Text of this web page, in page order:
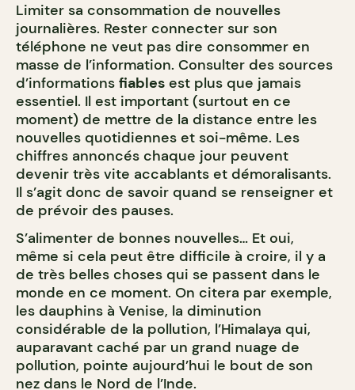
Limiter sa consommation de nouvelles
journalières. Rester connecter sur son
téléphone ne veut pas dire consommer en
masse de l’information. Consulter des sources
d’informations fiables est plus que jamais
essentiel. Il est important (surtout en ce
moment) de mettre de la distance entre les
nouvelles quotidiennes et soi-même. Les
chiffres annoncés chaque jour peuvent
devenir très vite accablants et démoralisants.
Il s’agit donc de savoir quand se renseigner et
de prévoir des pauses.
S’alimenter de bonnes nouvelles… Et oui,
même si cela peut être difficile à croire, il y a
de très belles choses qui se passent dans le
monde en ce moment. On citera par exemple,
les dauphins à Venise, la diminution
considérable de la pollution, l’Himalaya qui,
auparavant caché par un grand nuage de
pollution, pointe aujourd’hui le bout de son
nez dans le Nord de l’Inde.